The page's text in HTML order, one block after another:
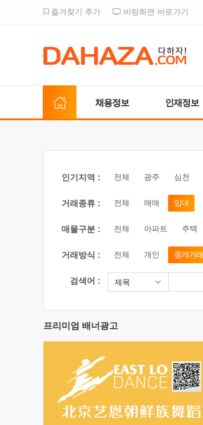
즐겨찾기 추가 바탕화면 바로가기
채용정보 인재정보
인기지역 : 전체 광주 심천
거래종류 : 전체 매매 임대
매물구분 : 전체 아파트 주택
거래방식 : 전체 개인 중개거래
검색어 : 제목
프리미엄 배너광고